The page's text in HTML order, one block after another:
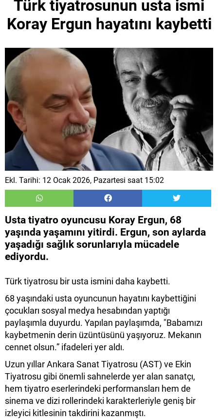
Türk tiyatrosunun usta ismi
Koray Ergun hayatını kaybetti
Ekl. Tarihi: 12 Ocak 2026, Pazartesi saat 15:02
Usta tiyatro oyuncusu Koray Ergun, 68
yaşında yaşamını yitirdi. Ergun, son aylarda
yaşadığı sağlık sorunlarıyla mücadele
ediyordu.
Türk tiyatrosu bir usta ismini daha kaybetti.
68 yaşındaki usta oyuncunun hayatını kaybettiğini
çocukları sosyal medya hesabından yaptığı
paylaşımla duyurdu. Yapılan paylaşımda, "Babamızı
kaybetmenin derin üzüntüsünü yaşıyoruz. Mekanın
cennet olsun.” ifadeleri yer aldı.
Uzun yıllar Ankara Sanat Tiyatrosu (AST) ve Ekin
Tiyatrosu gibi önemli sahnelerde yer alan sanatçı,
hem tiyatro eserlerindeki performansları hem de
sinema ve dizi rollerindeki karakterleriyle geniş bir
izleyici kitlesinin takdirini kazanmıştı.